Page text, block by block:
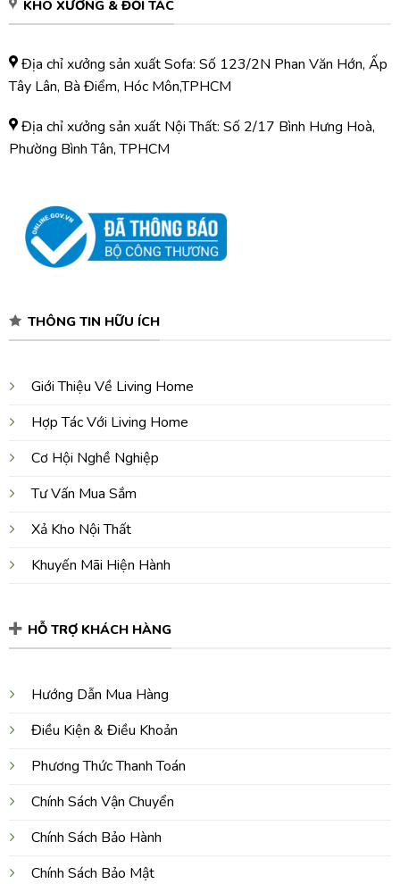
KHO XƯỞNG & ĐỐI TÁC
Địa chỉ xưởng sản xuất Sofa: Số 123/2N Phan Văn Hớn, Ấp
Tây Lân, Bà Điểm, Hóc Môn,TPHCM
Địa chỉ xưởng sản xuất Nội Thất: Số 2/17 Bình Hưng Hoà,
Phường Bình Tân, TPHCM
THÔNG TIN HỮU ÍCH
Giới Thiệu Về Living Home
Hợp Tác Với Living Home
Cơ Hội Nghề Nghiệp
Tư Vấn Mua Sắm
Xả Kho Nội Thất
Khuyến Mãi Hiện Hành
HỖ TRỢ KHÁCH HÀNG
Hướng Dẫn Mua Hàng
Điều Kiện & Điều Khoản
Phương Thức Thanh Toán
Chính Sách Vận Chuyển
Chính Sách Bảo Hành
Chính Sách Bảo Mật